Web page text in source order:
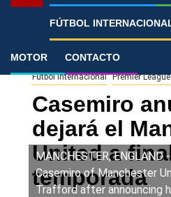
FÚTBOL
MOTOR CONTACTO
»
Fútbol Internacional Premier League
Casemiro
dejará el
United a
temporada
MANCHESTER, ENGLAND
Casemiro of Manchester
Trafford after announcing